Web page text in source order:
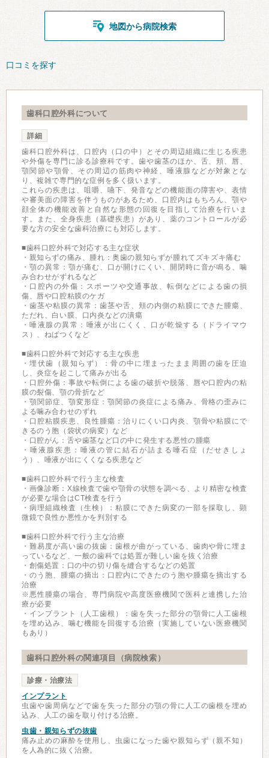
地図から病院検索
口コミを探す
歯科口腔外科について
詳細
歯科口腔外科は、口腔内（口の中）とその周辺組織に生じる疾患
や外傷を専門に診る診療科です。歯や歯茎のほか、舌、頬、唇、
顎関節や顎骨、その周辺の筋肉や神経、唾液腺などが対象とな
り、複雑で専門的な症例を多く扱います。
これらの疾患は、咀嚼、嚥下、発音などの機能面の障害や、表情
や審美面の障害を伴うものがあるため、口腔内はもちろん、顎や
顔全体の機能改善と自然な形態の回復を目指して治療を行いま
す。また、全身疾患（基礎疾患）があり、薬のコントロールが必
要な方の安全な歯科治療にも対応します。
■歯科口腔外科で対応する主な症状
・親知らずの痛み、腫れ：奥歯の親知らずが腫れてズキズキ痛む
・顎の異常：顎が痛む、口が開けにくい、開閉時に音が鳴る、噛
み合わせがずれるなど
・口腔内の外傷：スポーツや交通事故、転倒などによる歯の損
傷、唇や口腔粘膜のケガ
・歯茎や粘膜の異常：歯茎や舌、頬の内側の粘膜にできた腫瘍、
ただれ、白い膜、口内炎などの潰瘍
・唾液腺の異常：唾液が出にくく、口が乾燥する（ドライマウ
ス）、ねばつくなど
■歯科口腔外科で対応する主な疾患
・埋伏歯（親知らず）：骨の中に埋まったまま周囲の歯を圧迫
し、炎症を起こして痛みが出る
・口腔外傷：事故や転倒による歯の破折や脱落、唇や口腔内の粘
膜の裂傷、顎の骨折など
・顎関節症、顎変形症：顎関節の炎症による痛み、骨格の歪みに
よる噛み合わせのずれ
・口腔粘膜疾患、良性腫瘍：治りにくい口内炎、顎骨や粘膜にで
きるのう胞（袋状の病変）など
・口腔がん：舌や歯茎など口の中に発生する悪性の腫瘍
・唾液腺疾患：唾液の管に結石が詰まる唾石症（だせきしょ
う）、唾液が出にくくなる疾患など
■歯科口腔外科で行う主な検査
・画像診断：X線検査で歯や顎骨の状態を調べる、より精密な検査
が必要な場合はCT検査を行う
・病理組織検査（生検）：粘膜にできた病変の一部を採取し、顕
微鏡で良性か悪性かを判別する
■歯科口腔外科で行う主な治療
・難易度が高い歯の抜歯：歯根が曲がっている、歯肉や骨に埋ま
っているなど、一般の歯科では処置が難しい歯を抜く治療
・創傷処置：口の中の切り傷を縫合するなどの処置
・のう胞、腫瘍の摘出：口腔内にできたのう胞や腫瘍を摘出する
治療
※悪性腫瘍の場合、専門病院や高度医療機関で医科と連携した治
療が必要
・インプラント（人工歯根）：歯を失った部分の顎骨に人工歯根
を埋め込み、噛む機能を回復する治療（実施していない医療機関
もあり）
歯科口腔外科の関連項目（病院検索）
診療・治療法
インプラント
虫歯や歯周病などで歯を失った部分の顎の骨に人工の歯根を埋め
込み、人工の歯を取り付ける治療。
虫歯・親知らずの抜歯
痛み止めの麻酔を使用し、虫歯になった歯や親知らず（親不知）
を人為的に抜く治療。